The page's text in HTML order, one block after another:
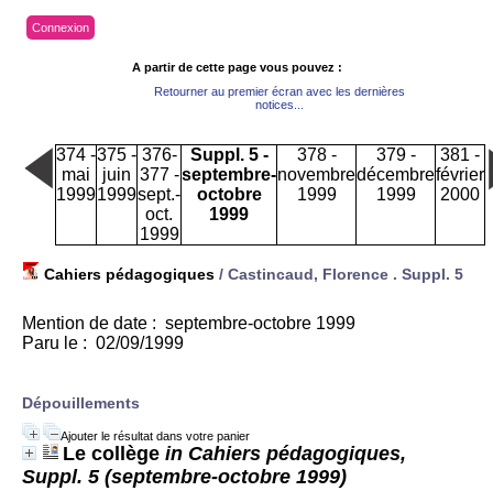
Connexion
A partir de cette page vous pouvez :
Retourner au premier écran avec les dernières
notices...
374 -
mai
1999
375 -
juin
1999
376-
377 -
sept.-
oct.
1999
Suppl. 5 -
septembre-
octobre
1999
378 -
novembre
1999
379 -
décembre
1999
381 -
février
2000
Cahiers pédagogiques / Castincaud, Florence . Suppl. 5
Mention de date : septembre-octobre 1999
Paru le : 02/09/1999
Dépouillements
Ajouter le résultat dans votre panier
Le collège in Cahiers pédagogiques,
Suppl. 5 (septembre-octobre 1999)